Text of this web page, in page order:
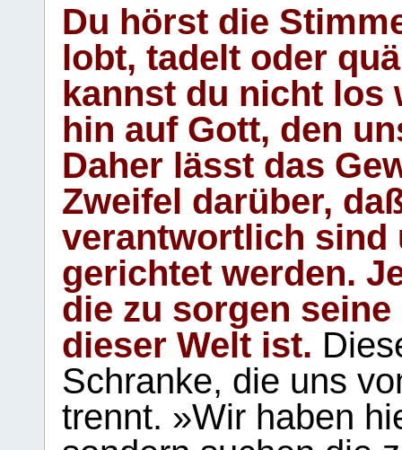
Du hörst die
lobt, tadelt oder
kannst du nicht los
hin auf Gott, den
Daher lässt das
Zweifel darüber,
verantwortlich sind
gerichtet werden.
die zu sorgen
dieser Welt ist.
Schranke, die uns
trennt. »Wir haben